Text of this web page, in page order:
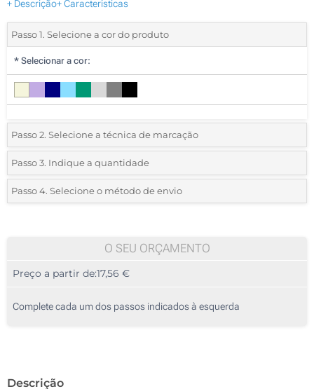
+ Descrição+ Características
Passo 1. Selecione a cor do produto
* Selecionar a cor:
Passo 2. Selecione a técnica de marcação
*Selecione o tipo de marcação e as cores do logotipo:
1 Cor (Na frente)
Bordado (Na frente)
Passo 3. Indique a quantidade
*Pedido mínimo 5 (total de pedido)
Calcular preço
Passo 4. Selecione o método de envio
O SEU ORÇAMENTO
Preço a partir de:17,56 €
Complete cada um dos passos indicados à esquerda
Descrição